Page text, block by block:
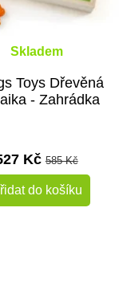
Skladem
Toys Dřevěná
- Zahrádka
Kč585 Kč
do košíku